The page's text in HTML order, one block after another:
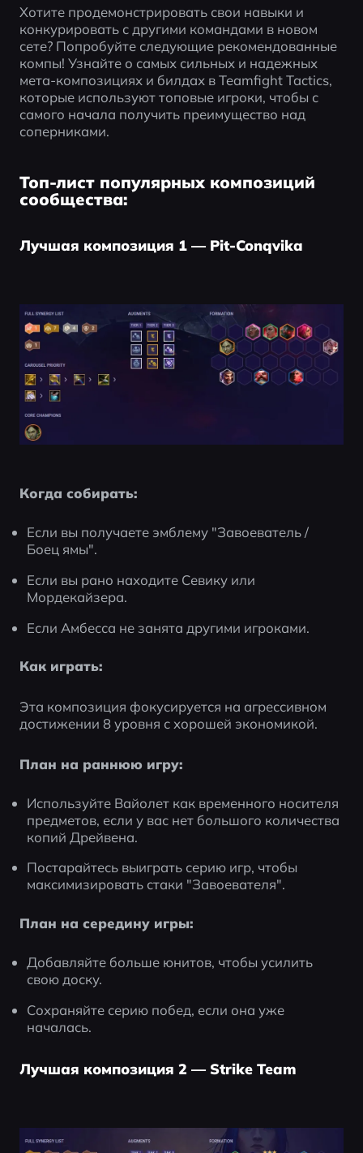
Хотите продемонстрировать свои навыки и
конкурировать с другими командами в новом
сете? Попробуйте следующие рекомендованные
компы! Узнайте о самых сильных и надежных
мета-композициях и билдах в Teamfight Tactics,
которые используют топовые игроки, чтобы с
самого начала получить преимущество над
соперниками.
Топ-лист популярных композиций
сообщества:
Лучшая композиция 1 — Pit-Conqvika
Когда собирать:
Если вы получаете эмблему "Завоеватель /
Боец ямы".
Если вы рано находите Севику или
Мордекайзера.
Если Амбесса не занята другими игроками.
Как играть:
Эта композиция фокусируется на агрессивном
достижении 8 уровня с хорошей экономикой.
План на раннюю игру:
Используйте Вайолет как временного носителя
предметов, если у вас нет большого количества
копий Дрейвена.
Постарайтесь выиграть серию игр, чтобы
максимизировать стаки "Завоевателя".
План на середину игры:
Добавляйте больше юнитов, чтобы усилить
свою доску.
Сохраняйте серию побед, если она уже
началась.
Лучшая композиция 2 — Strike Team